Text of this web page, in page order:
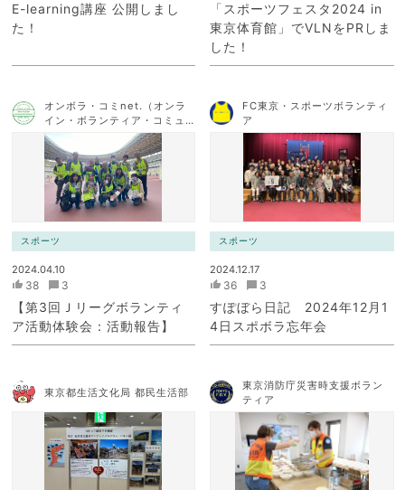
E-learning講座 公開しまし
た！
「スポーツフェスタ2024 in
東京体育館」でVLNをPRしま
した！
オンボラ・コミnet.（オンラ
イン・ボランティア・コミュ
ニケーション・ネットワー
ク）
スポーツ
2024.04.10
38 3
【第3回Ｊリーグボランティ
ア活動体験会：活動報告】
FC東京・スポーツボランティ
ア
スポーツ
2024.12.17
36 3
すぽぼら日記 2024年12月1
4日スポボラ忘年会
東京都生活文化局 都民生活部
東京消防庁災害時支援ボラン
ティア